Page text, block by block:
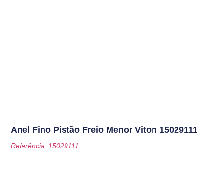
Anel Fino Pistão Freio Menor Viton 15029111
Referência: 15029111